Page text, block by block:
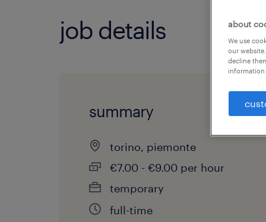
job details
summary
torino, piemonte
€7.00 - €9.00 per hour
temporary
full-time
about
We use
our
decline
information